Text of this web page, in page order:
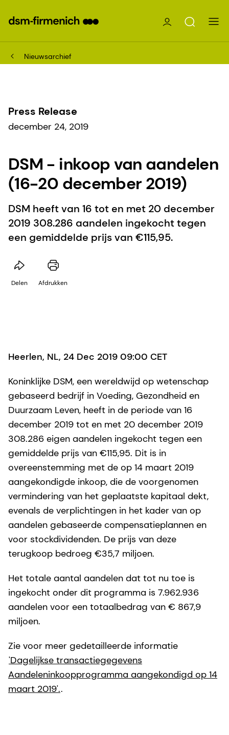
Nieuwsarchief
Press Release
december 24, 2019
DSM - inkoop van aandelen
(16-20 december 2019)
DSM heeft van 16 tot en met 20 december
2019 308.286 aandelen ingekocht tegen
een gemiddelde prijs van €115,95.
Delen Afdrukken
Heerlen, NL, 24 Dec 2019 09:00 CET
Koninklijke DSM, een wereldwijd op wetenschap
gebaseerd bedrijf in Voeding, Gezondheid en
Duurzaam Leven, heeft in de periode van 16
december 2019 tot en met 20 december 2019
308.286 eigen aandelen ingekocht tegen een
gemiddelde prijs van €115,95. Dit is in
overeenstemming met de op 14 maart 2019
aangekondigde inkoop, die de voorgenomen
vermindering van het geplaatste kapitaal dekt,
evenals de verplichtingen in het kader van op
aandelen gebaseerde compensatieplannen en
voor stockdividenden. De prijs van deze
terugkoop bedroeg €35,7 miljoen.
Het totale aantal aandelen dat tot nu toe is
ingekocht onder dit programma is 7.962.936
aandelen voor een totaalbedrag van € 867,9
miljoen.
Zie voor meer gedetailleerde informatie
'Dagelijkse transactiegegevens
Aandeleninkoopprogramma aangekondigd op 14
maart 2019'..